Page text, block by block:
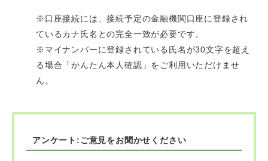
※口座接続には、接続予定の金融機関口座に登録され
ているカナ氏名との完全一致が必要です。
※マイナンバーに登録されている氏名が30文字を超え
る場合「かんたん本人確認」をご利用いただけませ
ん。
アンケート:ご意見をお聞かせください